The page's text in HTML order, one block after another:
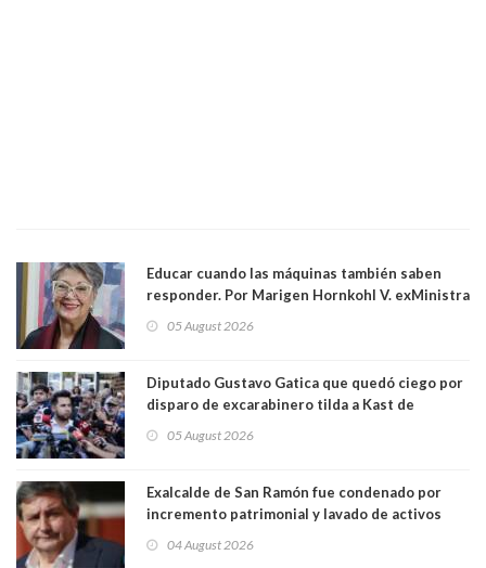
Educar cuando las máquinas también saben
responder. Por Marigen Hornkohl V. exMinistra
05 August 2026
Diputado Gustavo Gatica que quedó ciego por
disparo de excarabinero tilda a Kast de
absolución del exuniformado. Presidente DC
05 August 2026
Exalcalde de San Ramón fue condenado por
incremento patrimonial y lavado de activos
04 August 2026